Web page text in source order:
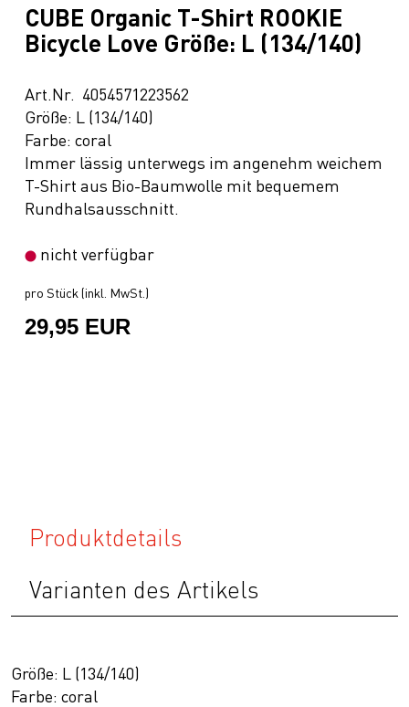
CUBE Organic T-Shirt ROOKIE
Bicycle Love Größe: L (134/140)
Art.Nr. 4054571223562
Größe: L (134/140)
Farbe: coral
Immer lässig unterwegs im angenehm weichem
T-Shirt aus Bio-Baumwolle mit bequemem
Rundhalsausschnitt.
nicht verfügbar
pro Stück (inkl. MwSt.)
29,95 EUR
Produktdetails
Varianten des Artikels
Größe: L (134/140)
Farbe: coral